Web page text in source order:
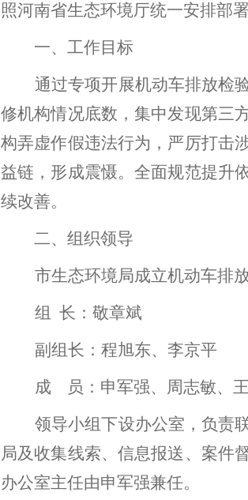
照河南省生态环境厅统一安排部
一、工作目标
通过专项开展机动车排放检
修机构情况底数，集中发现第三
构弄虚作假违法行为，严厉打击
益链 ， 形成震慑。全面规范提升
续改善。
二、组织领导
市生态环境局成立机动车排
组 长：敬章斌
副组长：程旭东、李京平
成
员：申军强、周志敏、
领导小组下设办公室 ，负责
局及收集线索、信息报送、案件
办公室主任由申军强兼任。